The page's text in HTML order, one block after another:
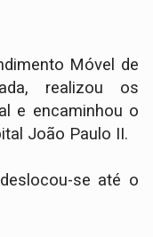
Móvel de
realizou os
e encaminhou o
João Paulo II.
se até o